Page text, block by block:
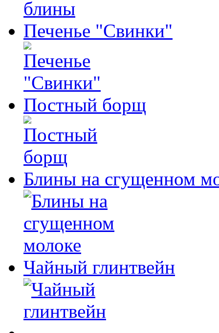
Печенье "Свинки"
Постный борщ
Блины на сгущенном
Чайный глинтвейн